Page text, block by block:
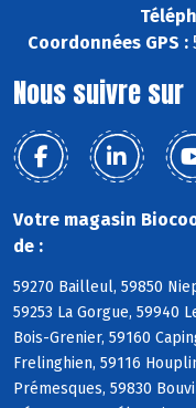
Coordonnées GPS :
Nous suivre sur
Votre magasin
de :
59270 Bailleul, 59850
59253 La Gorgue, 59940
Bois-Grenier, 59160
Frelinghien, 59116
Prémesques, 59830